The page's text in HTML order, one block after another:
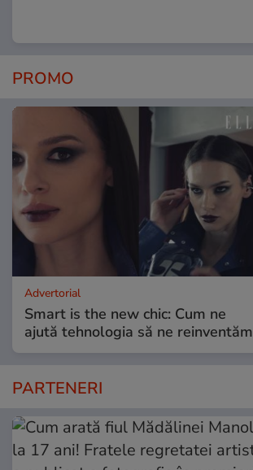
PROMO
Advertorial
Smart is the new chic: Cum ne
ajută tehnologia să ne reinventăm
PARTENERI